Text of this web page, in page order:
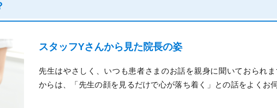
スタッフYさんから見た院長の姿
先生はやさしく、いつも患者さまのお話を親身に聞いておられ
からは、「先生の顔を見るだけで心が落ち着く」との話をよくお